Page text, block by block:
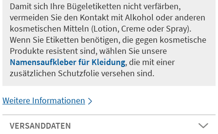
Damit sich Ihre Bügeletiketten nicht verfärben,
vermeiden Sie den Kontakt mit Alkohol oder anderen
kosmetischen Mitteln (Lotion, Creme oder Spray).
Wenn Sie Etiketten benötigen, die gegen kosmetische
Produkte resistent sind, wählen Sie unsere
Namensaufkleber für Kleidung, die mit einer
zusätzlichen Schutzfolie versehen sind.
Weitere Informationen
VERSANDDATEN